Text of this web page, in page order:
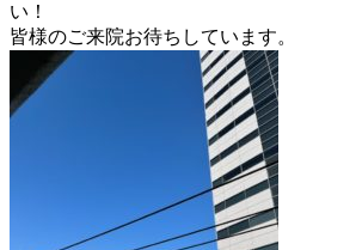
い！
皆様のご来院お待ちしています。